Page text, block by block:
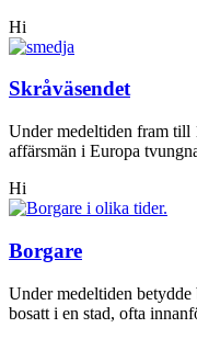
Hi
Skråväsendet
Under medeltiden fram till
affärsmän i Europa
Hi
Borgare
Under medeltiden betydde
bosatt i en stad, ofta